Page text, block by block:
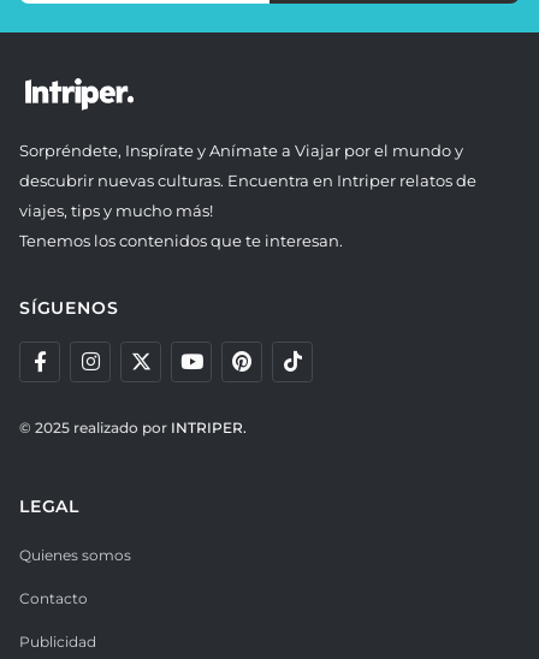
Sorpréndete, Inspírate y Anímate a Viajar por el mundo y
descubrir nuevas culturas. Encuentra en Intriper relatos de
viajes, tips y mucho más!
Tenemos los contenidos que te interesan.
SÍGUENOS
© 2025 realizado por INTRIPER.
LEGAL
Quienes somos
Contacto
Publicidad